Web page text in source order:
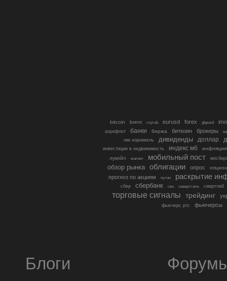
bitcoin brent cnyrub eurusd forex gbpusd
аэрофлот банки биржа биткоин брокеры
гмк норникель
дивиденды доллар
инвестиции в недвижимость индекс мб
инфляция
лукойл
магнит мобильный пост
обзор рынка облигации опрос
прогноз по акциям путин раскрытие
сбер сбербанк сво северсталь смартлаб
торговые сигналы трейдинг
фьючерс ртс фьючерсы
Блоги